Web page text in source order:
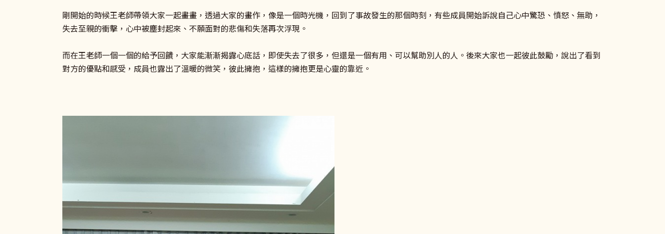
剛開始的時候王老師帶領大家一起畫畫，透過大家的畫作，像是一個時光機，回到了事故發生的那個時刻，有些成員開始訴說自己心中驚恐、憤怒、無助，
失去至親的衝擊，心中被塵封起來、不願面對的悲傷和失落再次浮現。
而在王老師一個一個的給予回饋，大家能漸漸揭露心底話，即使失去了很多，但還是一個有用、可以幫助別人的人。後來大家也一起彼此鼓勵，說出了看到
對方的優點和感受，成員也露出了溫暖的微笑，彼此擁抱，這樣的擁抱更是心靈的靠近。